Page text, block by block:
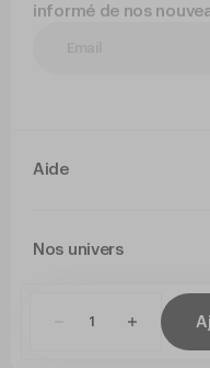
informé de nos
Aide
Livraison et retours
Nos univers
Politique de